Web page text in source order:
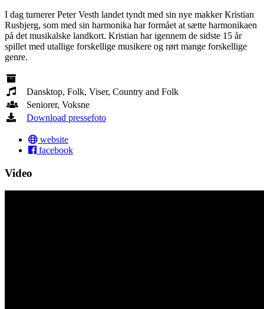
I dag turnerer Peter Vesth landet tyndt med sin nye makker Kristian
Rusbjerg, som med sin harmonika har formået at sætte harmonikaen
på det musikalske landkort. Kristian har igennem de sidste 15 år
spillet med utallige forskellige musikere og rørt mange forskellige
genre.
Dansktop, Folk, Viser, Country and Folk
Seniorer, Voksne
Download pressefoto
website
facebook
Video